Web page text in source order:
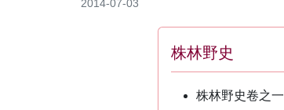
2014-07-03
株林野史
株林野史卷之一